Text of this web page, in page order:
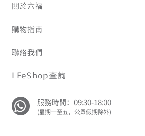
關於六福
購物指南
聯絡我們
LFeShop查詢
服務時間：09:30-18:00
(星期一至五，公眾假期除外)